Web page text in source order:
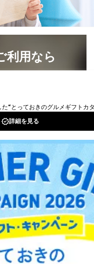
利用なら
放題！
IOS
ら
採用情報